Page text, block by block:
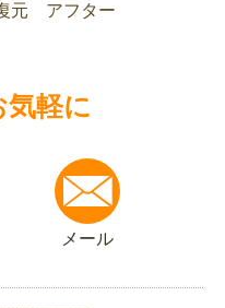
元 アフター
気軽に
メール